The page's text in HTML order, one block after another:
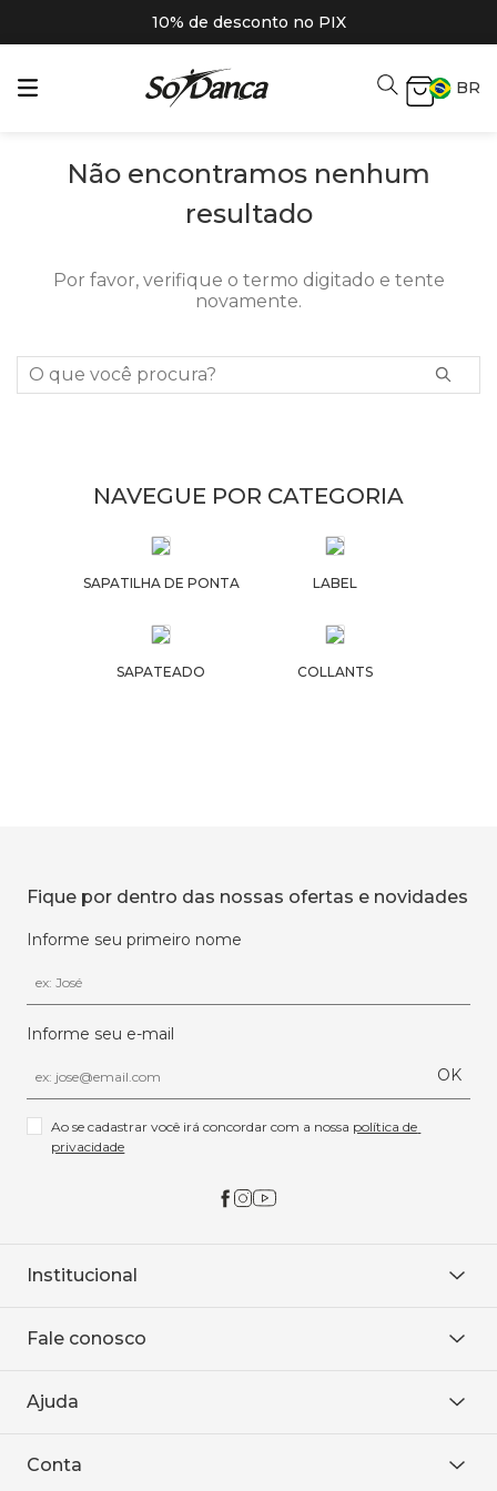
10% de desconto no PIX
BR
Não encontramos nenhum
resultado
Por favor, verifique o termo digitado e tente
novamente.
O que você procura?
NAVEGUE POR CATEGORIA
SAPATILHA DE PONTA LABEL
SAPATEADO COLLANTS
Fique por dentro das nossas ofertas e novidades
Informe seu primeiro nome
Informe seu e-mail
OK
Ao se cadastrar você irá concordar com a nossa política de
privacidade
Institucional
Onde encontrar
Baixe o APP
Fale conosco
WhatsApp
Ajuda
Política de entrega
Conta